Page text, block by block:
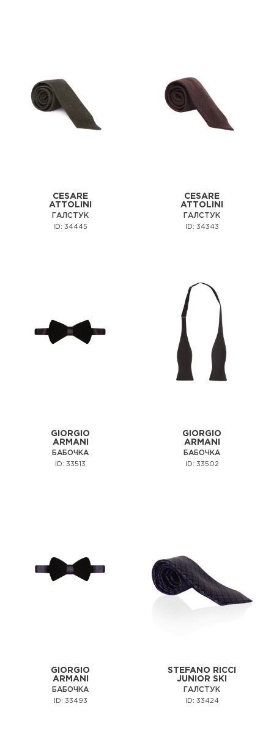
CESARE
ATTOLINI
ГАЛСТУК
ID: 34445
CESARE
ATTOLINI
ГАЛСТУК
ID: 34343
GIORGIO
ARMANI
БАБОЧКА
ID: 33513
GIORGIO
ARMANI
БАБОЧКА
ID: 33502
GIORGIO
ARMANI
БАБОЧКА
ID: 33493
STEFANO RICCI
JUNIOR SKI
ГАЛСТУК
ID: 33424